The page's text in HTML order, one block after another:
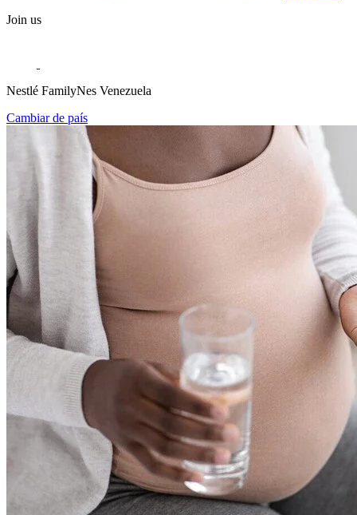
Join us
Nestlé FamilyNes Venezuela
Cambiar de país